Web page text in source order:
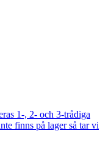
1-, 2- och 3-trådiga
finns på lager så tar vi